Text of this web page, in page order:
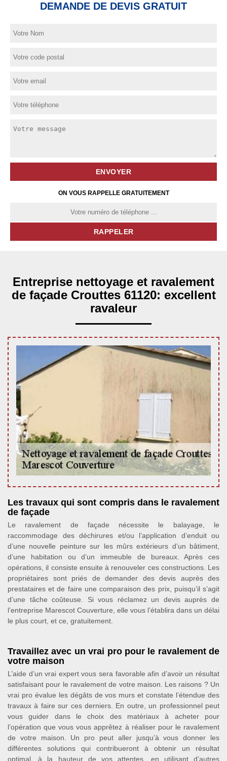
DEMANDE DE DEVIS GRATUIT
ON VOUS RAPPELLE GRATUITEMENT
Entreprise nettoyage et ravalement
de façade Crouttes 61120: excellent
ravaleur
Les travaux qui sont compris dans le ravalement
de façade
Le ravalement de façade nécessite le balayage, le
raccommodage des déchirures et/ou l’application d’enduit ou
d’une nouvelle peinture sur les mûrs extérieurs d’un bâtiment,
d’une habitation ou d’un immeuble de bureaux. Après ces
opérations, il consiste ensuite à renouveler ces constructions. Les
propriétaires sont priés de demander des devis auprès des
prestataires et de faire une comparaison des prix, puisqu’il s’agit
d’une tâche coûteuse. Si vous réclamez un devis auprès de
l’entreprise Marescot Couverture, elle vous l’établira dans un délai
le plus court, et ce, gratuitement.
Travaillez avec un vrai pro pour le ravalement de
votre maison
L’aide d’un vrai expert vous sera favorable afin d’avoir un résultat
satisfaisant pour le ravalement de votre maison. Les raisons ? Un
vrai pro évalue les dégâts de vos murs et constate l’étendue des
travaux à faire sur ces derniers. En outre, un professionnel peut
vous guider dans le choix des matériaux à acheter pour
l’opération que vous vous apprêtez à réaliser pour le ravalement
de votre maison. Un pro peut aller jusqu’à vous donner les
différentes solutions qui contribueront à obtenir un résultat
optimal, à la hauteur de vos attentes, en utilisant d’autres